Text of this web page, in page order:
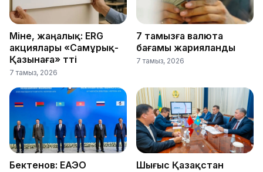
Міне, жаңалық: ERG
акциялары «Самұрық-
Қазынаға» өтті
7 тамыз, 2026
7 тамызға валюта
бағамы жарияланды
7 тамыз, 2026
Бектенов: ЕАЭО
Шығыс Қазақстан